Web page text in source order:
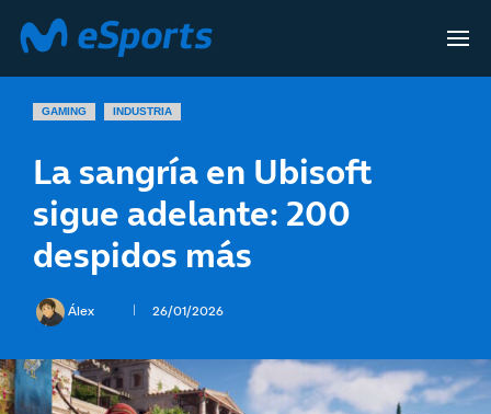
GAMING INDUSTRIA
La sangría en Ubisoft
sigue adelante: 200
despidos más
Álex 26/01/2026